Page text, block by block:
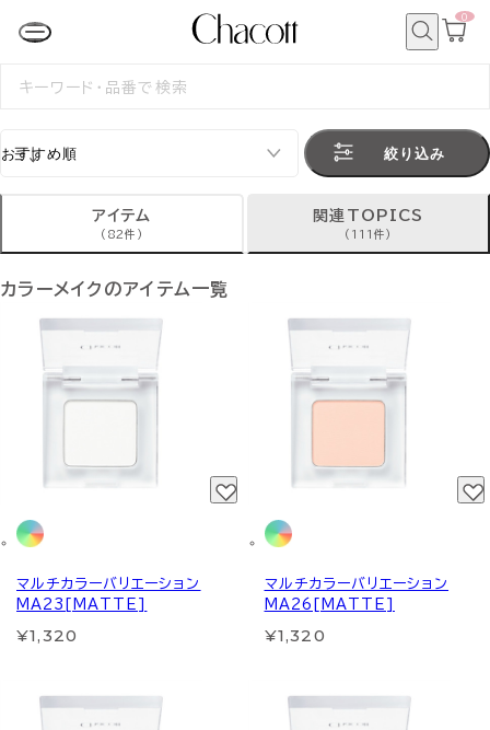
カ
0
検
絞り込み
アイテム
(82件)
関連TOPICS
(111件)
カラーメイクのアイテム一覧
マルチカラーバリエーション
MA23[MATTE]
¥1,320
マルチカラーバリエーション
MA26[MATTE]
¥1,320